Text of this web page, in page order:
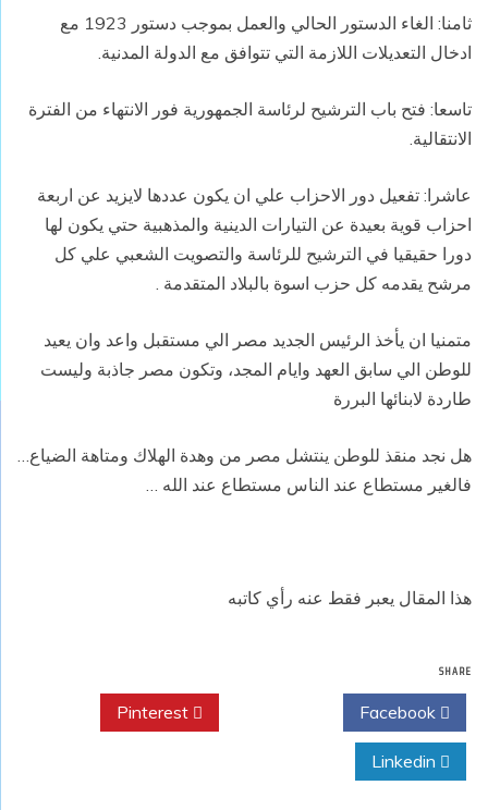
ثامنا: الغاء الدستور الحالي والعمل بموجب دستور 1923 مع
ادخال التعديلات اللازمة التي تتوافق مع الدولة المدنية.
تاسعا: فتح باب الترشيح لرئاسة الجمهورية فور الانتهاء من الفترة
الانتقالية.
عاشرا: تفعيل دور الاحزاب علي ان يكون عددها لايزيد عن اربعة
احزاب قوية بعيدة عن التيارات الدينية والمذهبية حتي يكون لها
دورا حقيقيا في الترشيح للرئاسة والتصويت الشعبي علي كل
مرشح يقدمه كل حزب اسوة بالبلاد المتقدمة .
متمنيا ان يأخذ الرئيس الجديد مصر الي مستقبل واعد وان يعيد
للوطن الي سابق العهد وايام المجد، وتكون مصر جاذبة وليست
طاردة لابنائها البررة
هل نجد منقذ للوطن ينتشل مصر من وهدة الهلاك ومتاهة الضياع…
فالغير مستطاع عند الناس مستطاع عند الله …
هذا المقال يعبر فقط عنه رأي كاتبه
SHARE